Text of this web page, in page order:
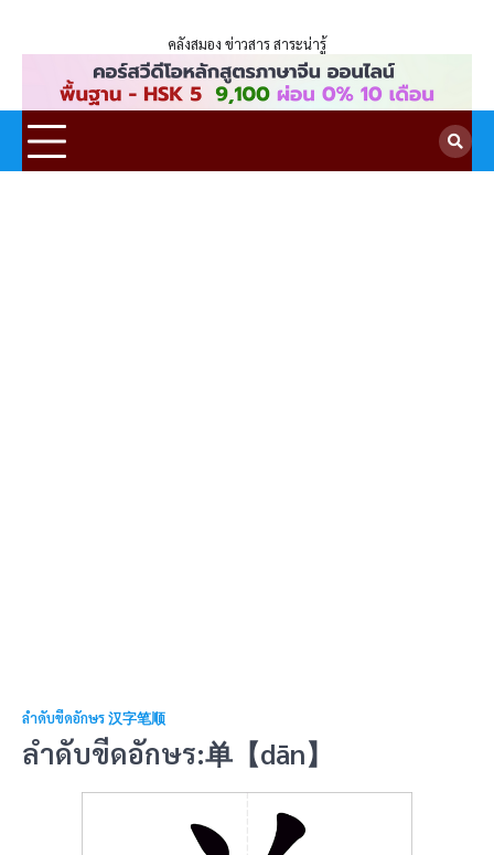
คลังสมอง ข่าวสาร สาระน่ารู้
ลำดับขีดอักษร 汉字笔顺
ลำดับขีดอักษร:单【dān】